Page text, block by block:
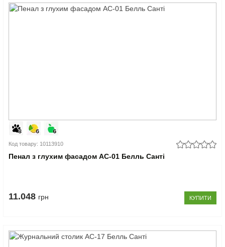
Код товару: 10113910
Пенал з глухим фасадом АС-01 Белль Санті
11.048 грн КУПИТИ